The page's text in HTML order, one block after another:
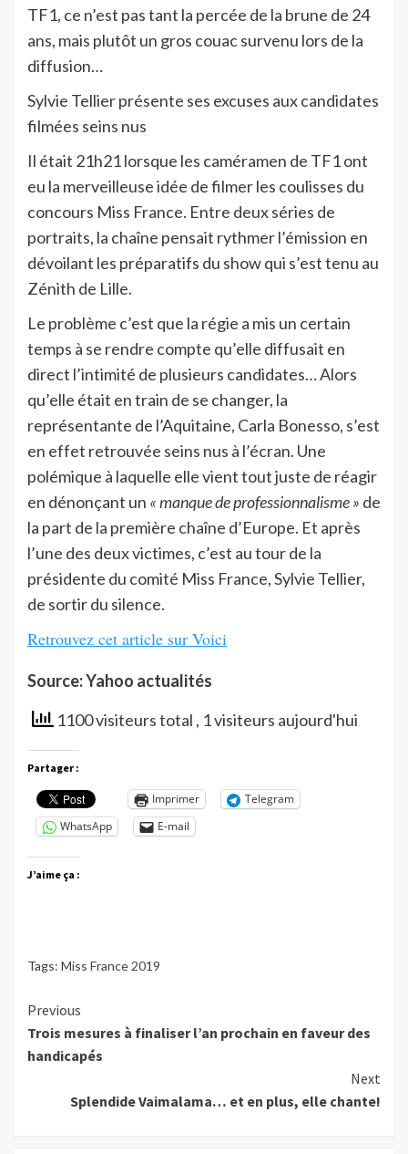
TF1, ce n’est pas tant la percée de la brune de 24
ans, mais plutôt un gros couac survenu lors de la
diffusion…
Sylvie Tellier présente ses excuses aux candidates
filmées seins nus
Il était 21h21 lorsque les caméramen de TF1 ont
eu la merveilleuse idée de filmer les coulisses du
concours Miss France. Entre deux séries de
portraits, la chaîne pensait rythmer l’émission en
dévoilant les préparatifs du show qui s’est tenu au
Zénith de Lille.
Le problème c’est que la régie a mis un certain
temps à se rendre compte qu’elle diffusait en
direct l’intimité de plusieurs candidates… Alors
qu’elle était en train de se changer, la
représentante de l’Aquitaine, Carla Bonesso, s’est
en effet retrouvée seins nus à l’écran. Une
polémique à laquelle elle vient tout juste de réagir
en dénonçant un « manque de professionnalisme » de
la part de la première chaîne d’Europe. Et après
l’une des deux victimes, c’est au tour de la
présidente du comité Miss France, Sylvie Tellier,
de sortir du silence.
Retrouvez cet article sur Voici
Source: Yahoo actualités
1100 visiteurs total , 1 visiteurs aujourd'hui
Partager :
Imprimer
Telegram
WhatsApp
E-mail
J’aime ça :
Tags: Miss France 2019
Continue
Reading
Previous
Trois mesures à finaliser l’an prochain en faveur des
handicapés
Next
Splendide Vaimalama… et en plus, elle chante!